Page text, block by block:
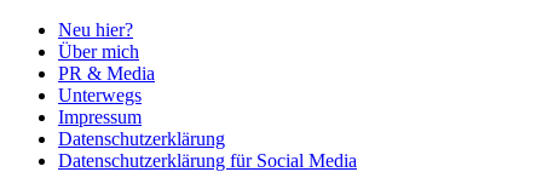
Neu hier?
Über mich
PR & Media
Unterwegs
Impressum
Datenschutzerklärung
Datenschutzerklärung für Social Media